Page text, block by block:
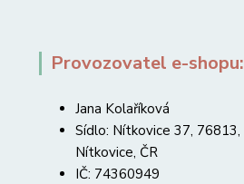
Provozovatel e-shopu:
Jana Kolaříková
Sídlo: Nítkovice 37, 76813,
Nítkovice, ČR
IČ: 74360949